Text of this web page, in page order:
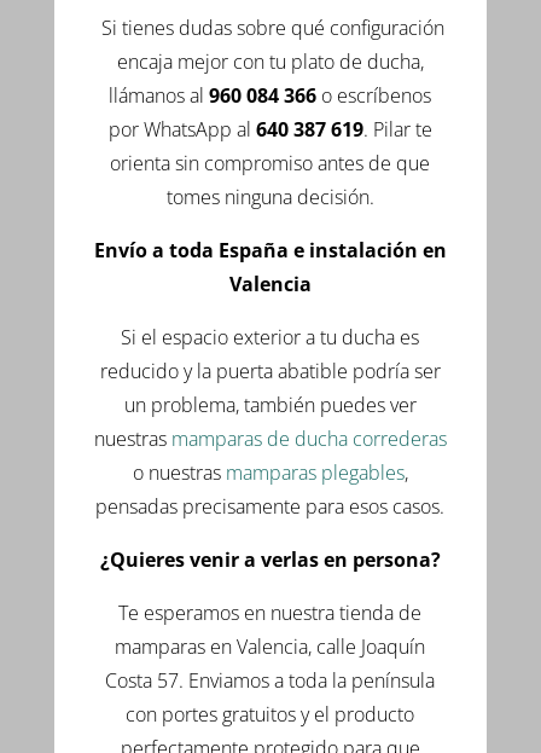
Si tienes dudas sobre qué configuración
encaja mejor con tu plato de ducha,
llámanos al960 084 366 o escríbenos
por WhatsApp al 640 387 619. Pilar te
orienta sin compromiso antes de que
tomes ninguna decisión.
Envío a toda España e instalación en
Valencia
Si el espacio exterior a tu ducha es
reducido y la puerta abatible podría ser
un problema, también puedes ver
nuestras mamparas de ducha correderas
o nuestras mamparas plegables,
pensadas precisamente para esos casos.
¿Quieres venir a verlas en persona?
Te esperamos en nuestra tienda de
mamparas en Valencia, calle Joaquín
Costa 57. Enviamos a toda la península
con portes gratuitos y el producto